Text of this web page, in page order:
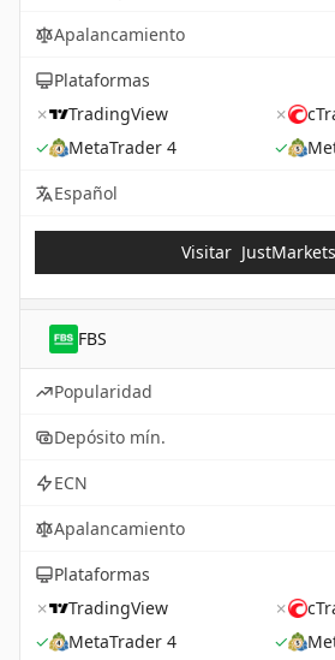
Apalancamiento
Plataformas
✗
TradingView ✗
✓
MetaTrader 4 ✓
Español
Visitar JustMarkets
FBS
Popularidad
Depósito mín.
ECN
Apalancamiento
Plataformas
✗
TradingView ✗
✓
MetaTrader 4 ✓